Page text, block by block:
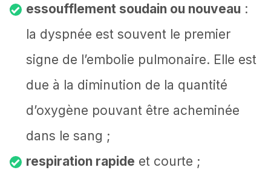
essoufflement soudain ou nouveau :
la dyspnée est souvent le premier
signe de l’embolie pulmonaire. Elle est
due à la diminution de la quantité
d’oxygène pouvant être acheminée
dans le sang ;
respiration rapide et courte ;